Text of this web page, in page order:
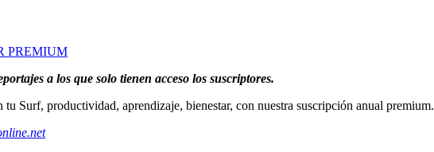
PREMIUM
a los que solo tienen acceso los suscriptores.
tu Surf, productividad, aprendizaje, bienestar, con nuestra suscripción anual premium.